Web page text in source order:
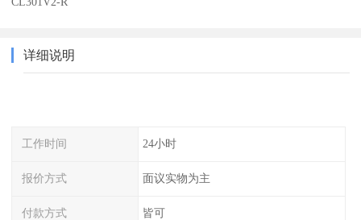
详细说明
工作时间 24小时
报价方式 面议实物为主
付款方式 皆可